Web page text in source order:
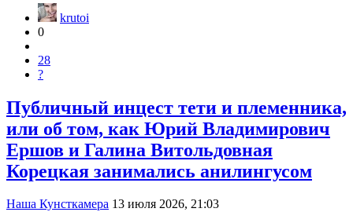
krutoi
0
28
?
Публичный инцест тети и племенника,
или об том, как Юрий Владимирович
Ершов и Галина Витольдовная
Корецкая занимались анилингусом
Наша Кунсткамера 13 июля 2026, 21:03